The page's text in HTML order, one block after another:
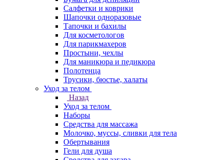
Салфетки и коврики
Шапочки одноразовые
Тапочки и бахилы
Для косметологов
Для парикмахеров
Простыни, чехлы
Для маникюра и педикюра
Полотенца
Трусики, бюстье, халаты
Уход за телом
Назад
Уход за телом
Наборы
Средства для массажа
Молочко, муссы, сливки для тела
Обертывания
Гели для душа